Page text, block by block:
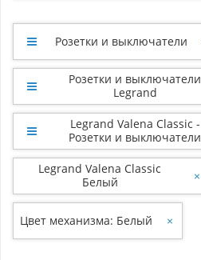
Розетки и выключатели
Розетки и выключатели
Legrand
Legrand Valena Classic -
Розетки и выключатели
Legrand Valena Classic
Белый
×
Цвет механизма: Белый ×